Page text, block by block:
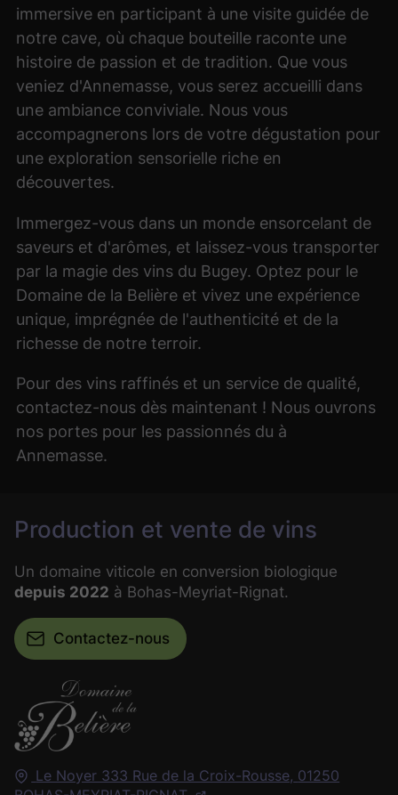
immersive en participant à une visite guidée de
notre cave, où chaque bouteille raconte une
histoire de passion et de tradition. Que vous
veniez d'Annemasse, vous serez accueilli dans
une ambiance conviviale. Nous vous
accompagnerons lors de votre dégustation pour
une exploration sensorielle riche en
découvertes.
Immergez-vous dans un monde ensorcelant de
saveurs et d'arômes, et laissez-vous transporter
par la magie des vins du Bugey. Optez pour le
Domaine de la Belière et vivez une expérience
unique, imprégnée de l'authenticité et de la
richesse de notre terroir.
Pour des vins raffinés et un service de qualité,
contactez-nous dès maintenant ! Nous ouvrons
nos portes pour les passionnés du à
Annemasse.
Le Noyer 333 Rue de la Croix-Rousse, 01250
Production et vente de vins
Un domaine viticole en conversion biologique
depuis 2022 à Bohas-Meyriat-Rignat.
Contactez-nous